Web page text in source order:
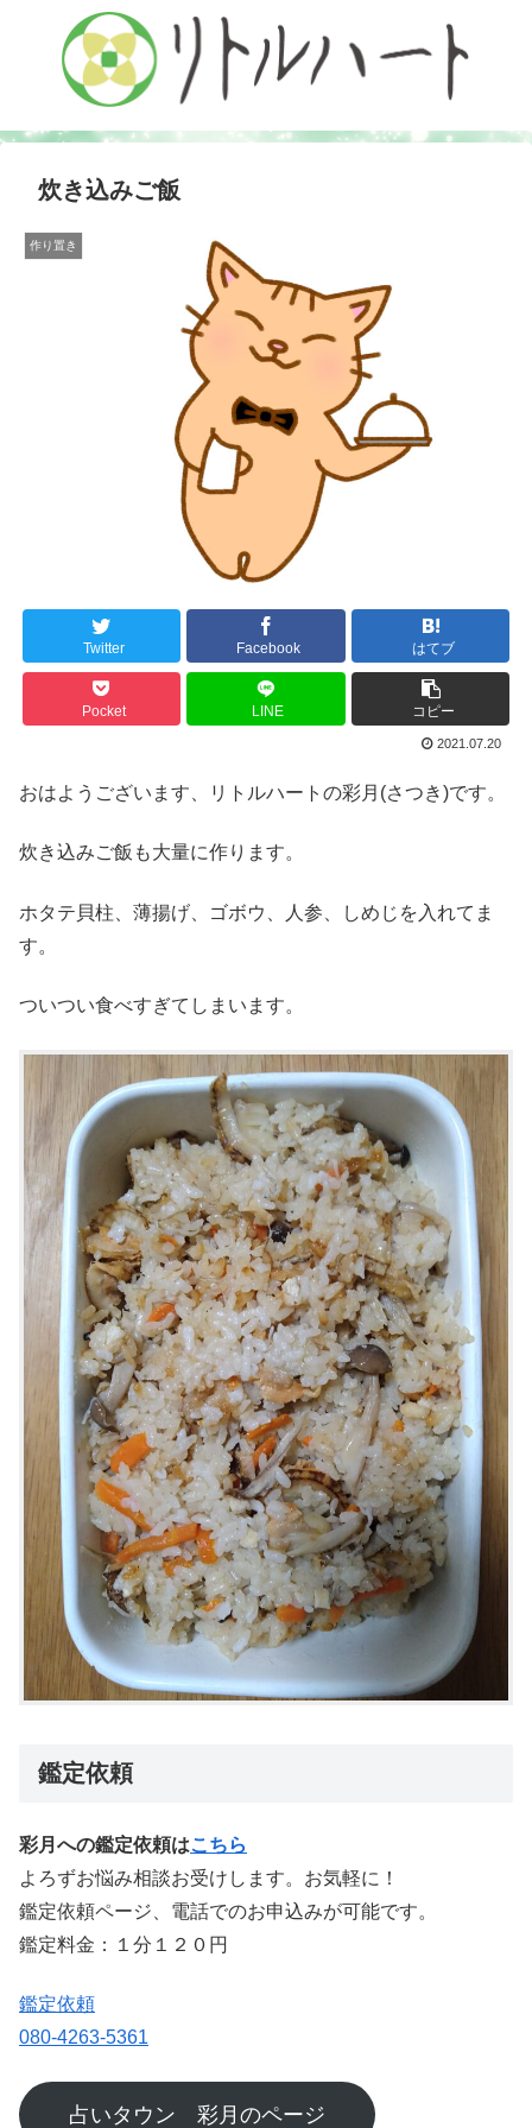
炊き込みご飯
作り置き
Twitter Facebook はてブ
Pocket LINE コピー
2021.07.20
おはようございます、リトルハートの彩月(さつき)です。
炊き込みご飯も大量に作ります。
ホタテ貝柱、薄揚げ、ゴボウ、人参、しめじを入れてま
す。
ついつい食べすぎてしまいます。
鑑定依頼
彩月への鑑定依頼はこちら
よろずお悩み相談お受けします。お気軽に！
鑑定依頼ページ、電話でのお申込みが可能です。
鑑定料金：１分１２０円
鑑定依頼
080-4263-5361
占いタウン 彩月のページ